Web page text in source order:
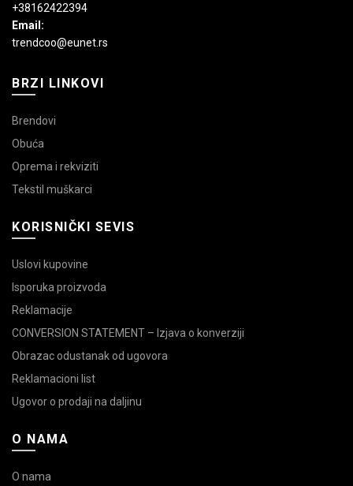
+38162422394
Email:
trendcoo@eunet.rs
BRZI LINKOVI
Brendovi
Obuća
Oprema i rekviziti
Tekstil muškarci
KORISNIČKI SEVIS
Uslovi kupovine
Isporuka proizvoda
Reklamacije
CONVERSION STATEMENT – Izjava o konverziji
Obrazac odustanak od ugovora
Reklamacioni list
Ugovor o prodaji na daljinu
O NAMA
O nama